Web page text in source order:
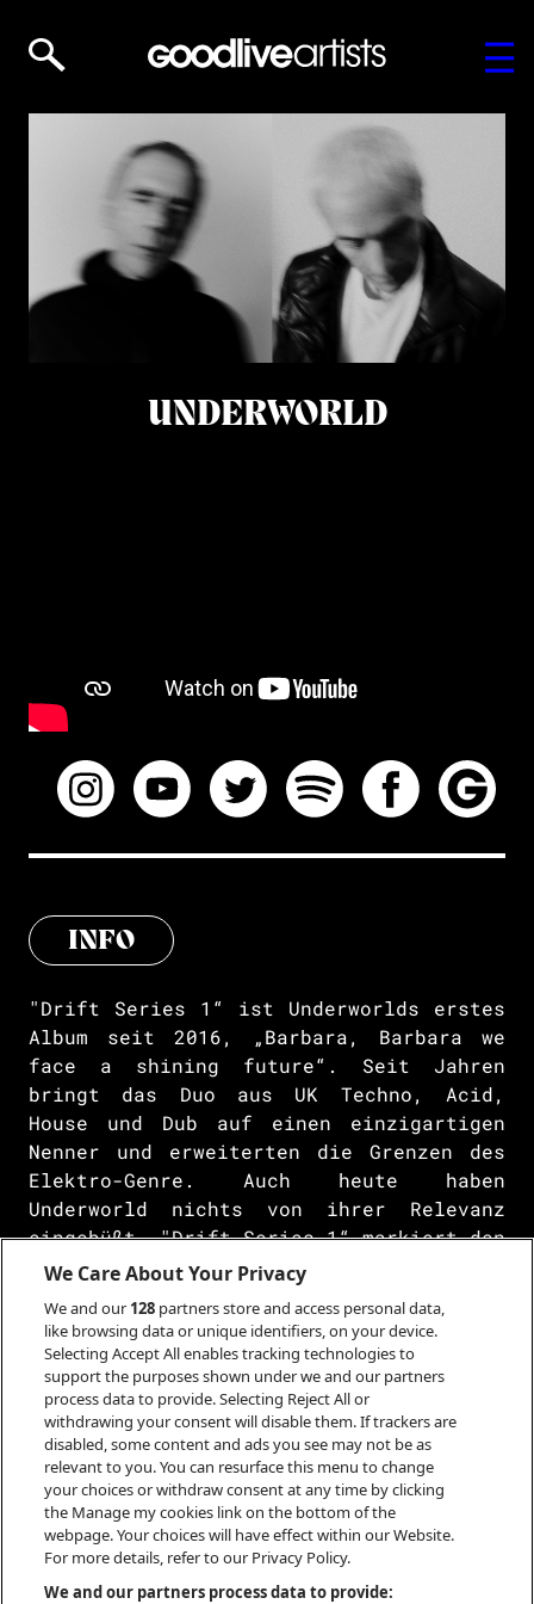
UNDERWORLD
INFO
"Drift Series 1“ ist Underworlds erstes
Album seit 2016, „Barbara, Barbara we
face a shining future“. Seit Jahren
bringt das Duo aus UK Techno, Acid,
House und Dub auf einen einzigartigen
Nenner und erweiterten die Grenzen des
Elektro-Genre. Auch heute haben
Underworld nichts von ihrer Relevanz
eingebüßt. "Drift Series 1“ markiert den
Abschluss ihrer ambitionierten 52-
wöchigen DRIFT-Serie. Während dieser
Zeit werden jeden Donnerstag Musik-,
Film- und Textstücke veröffentlicht, als
Teil des laufenden, sehr öffentlichen
Aufnahmeprozesses der Band; ein
einzigartiger und visionärer Raum, den
Smith und Hyde für sich selbst
geschaffen haben. Bis zum Ende der
DRIFT-Serie wird Underworld in seiner
einjährigen Laufzeit mehr neue Musik und
Filme veröffentlichen als in den letzten
We Care About Your Privacy
We and our 128 partners store and access personal data,
like browsing data or unique identifiers, on your device.
Selecting Accept All enables tracking technologies to
support the purposes shown under we and our partners
process data to provide. Selecting Reject All or
withdrawing your consent will disable them. If trackers are
disabled, some content and ads you see may not be as
relevant to you. You can resurface this menu to change
your choices or withdraw consent at any time by clicking
the Manage my cookies link on the bottom of the
webpage. Your choices will have effect within our Website.
For more details, refer to our Privacy Policy.
We and our partners process data to provide: